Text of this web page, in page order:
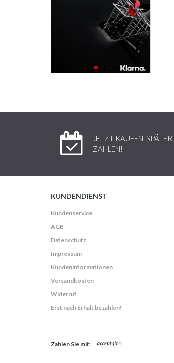
JETZT KAUFEN, SPÄTER
ZAHLEN!
KUNDENDIENST
Kundenservice
AGB
Datenschutz
Impressum
Kundeninformationen
Versandkosten
Widerruf
Erst nach Erhalt bezahlen!
Zahlen Sie mit: